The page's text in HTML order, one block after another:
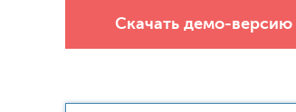
Скачать демо-